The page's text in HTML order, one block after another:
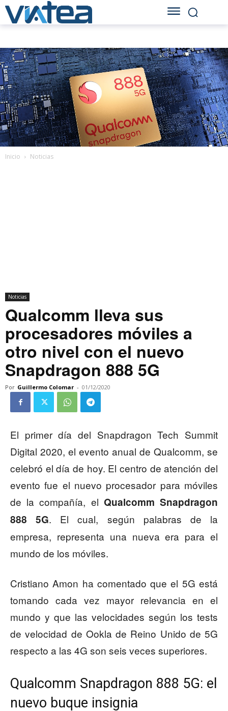
Inicio Noticias
Noticias
Qualcomm lleva sus
procesadores móviles a
otro nivel con el nuevo
Snapdragon 888 5G
Por Guillermo Colomar - 01/12/2020
El primer día del Snapdragon Tech Summit
Digital 2020, el evento anual de Qualcomm, se
celebró el día de hoy. El centro de atención del
evento fue el nuevo procesador para móviles
de la compañía, el Qualcomm Snapdragon
888 5G. El cual, según palabras de la
empresa, representa una nueva era para el
mundo de los móviles.
Cristiano Amon ha comentado que el 5G está
tomando cada vez mayor relevancia en el
mundo y que las velocidades según los tests
de velocidad de Ookla de Reino Unido de 5G
respecto a las 4G son seis veces superiores.
Qualcomm Snapdragon 888 5G: el
nuevo buque insignia